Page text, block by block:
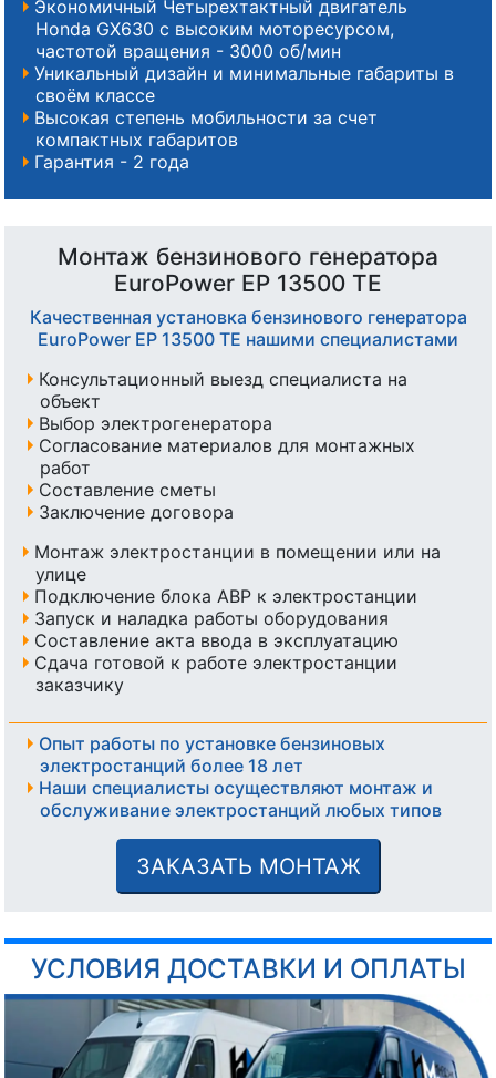
Экономичный Четырехтактный двигатель
Honda GX630 с высоким моторесурсом,
частотой вращения - 3000 об/мин
Уникальный дизайн и минимальные габариты в
своём классе
Высокая степень мобильности за счет
компактных габаритов
Гарантия - 2 года
Монтаж бензинового генератора
EuroPower EP 13500 ТЕ
Качественная установка бензинового генератора
EuroPower EP 13500 ТЕ нашими специалистами
Консультационный выезд специалиста на
объект
Выбор электрогенератора
Согласование материалов для монтажных
работ
Составление сметы
Заключение договора
Монтаж электростанции в помещении или на
улице
Подключение блока АВР к электростанции
Запуск и наладка работы оборудования
Составление акта ввода в эксплуатацию
Сдача готовой к работе электростанции
заказчику
Опыт работы по установке бензиновых
электростанций более 18 лет
Наши специалисты осуществляют монтаж и
обслуживание электростанций любых типов
ЗАКАЗАТЬ МОНТАЖ
УСЛОВИЯ ДОСТАВКИ И ОПЛАТЫ